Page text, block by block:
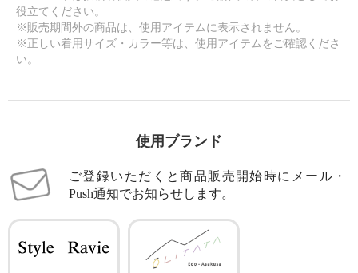
役立てください。
※販売期間外の商品は、使用アイテムに表示されません。
※正しい着用サイズ・カラー等は、使用アイテムをご確認くださ
い。
使用ブランド
ご登録いただくと商品販売開始時にメール・
Push通知でお知らせします。